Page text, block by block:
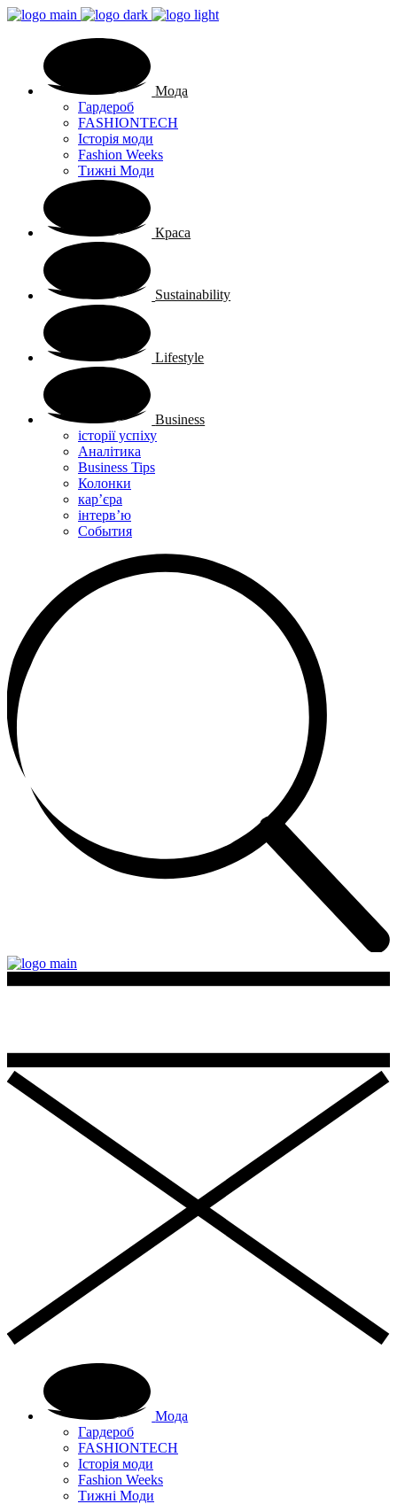
Мода
Гардероб
FASHIONTECH
Історія моди
Fashion Weeks
Тижні Моди
Краса
Sustainability
Lifestyle
Business
історії успіху
Аналітика
Business Tips
Колонки
кар’єра
інтерв’ю
Cобытия
Мода
Гардероб
FASHIONTECH
Історія моди
Fashion Weeks
Тижні Моди